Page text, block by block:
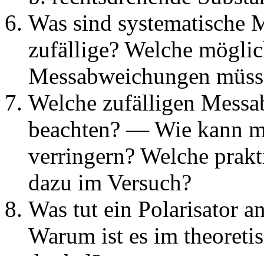
Was sind systematische
zufällige? Welche
Messabweichungen
Welche zufälligen
beachten? — Wie kann
verringern? Welche
dazu im Versuch?
Was tut ein Polarisator
Warum ist es im